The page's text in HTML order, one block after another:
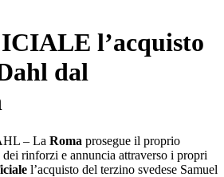
l’acquisto
dal
– La Roma prosegue il proprio
dei rinforzi e annuncia attraverso i propri
l’acquisto del terzino svedese Samuel